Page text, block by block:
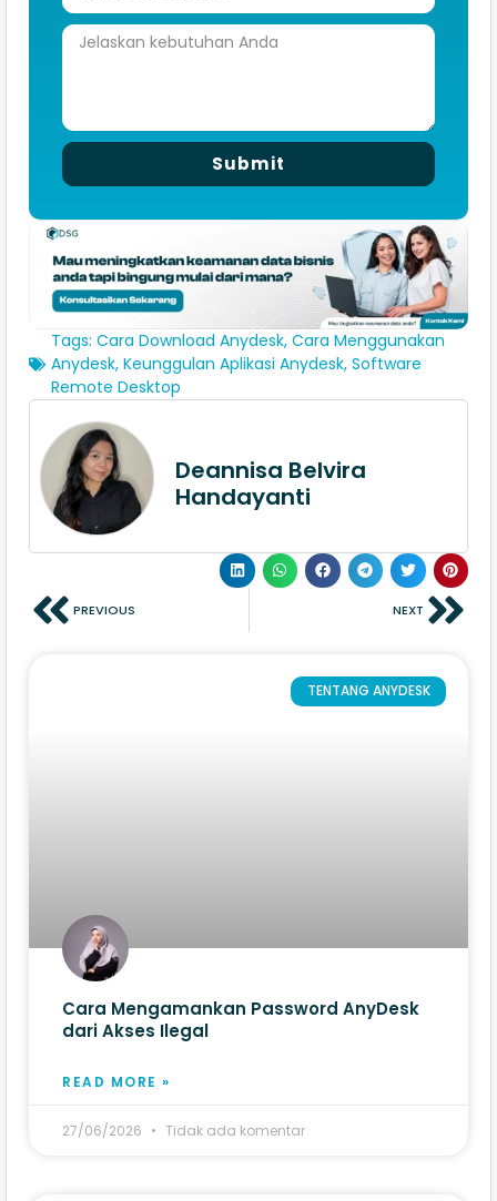
Submit
Tags: Cara Download Anydesk, Cara Menggunakan
Anydesk, Keunggulan Aplikasi Anydesk, Software
Remote Desktop
Deannisa Belvira
Handayanti
PREVIOUS NEXT
TENTANG ANYDESK
Cara Mengamankan Password AnyDesk
dari Akses Ilegal
READ MORE »
27/06/2026 Tidak ada komentar